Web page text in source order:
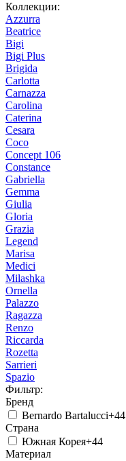
Коллекции:
Azzurra
Beatrice
Bigi
Bigi Plus
Brigida
Carlotta
Carnazza
Carolina
Caterina
Cesara
Coco
Concept 106
Constance
Gabriella
Gemma
Giulia
Gloria
Grazia
Legend
Marisa
Medici
Milashka
Ornella
Palazzo
Ragazza
Renzo
Riccarda
Rozetta
Sarrieri
Spazio
Фильтр:
Бренд
Bernardo Bartalucci+44
Страна
Южная Корея+44
Материал